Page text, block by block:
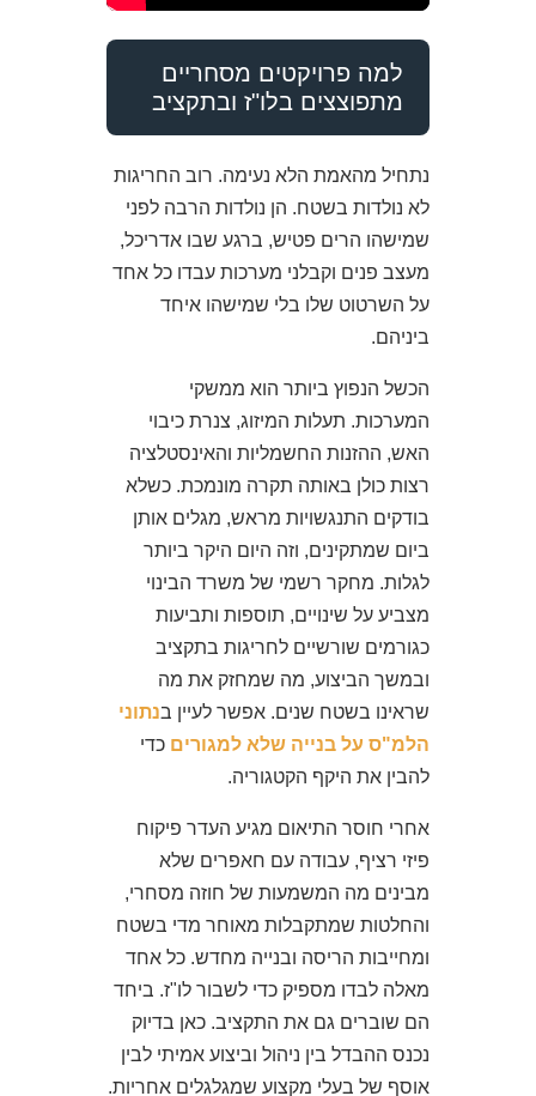
למה פרויקטים מסחריים
מתפוצצים בלו"ז ובתקציב
נתחיל מהאמת הלא נעימה. רוב החריגות
לא נולדות בשטח. הן נולדות הרבה לפני
שמישהו הרים פטיש, ברגע שבו אדריכל,
מעצב פנים וקבלני מערכות עבדו כל אחד
על השרטוט שלו בלי שמישהו איחד
ביניהם.
הכשל הנפוץ ביותר הוא ממשקי
המערכות. תעלות המיזוג, צנרת כיבוי
האש, ההזנות החשמליות והאינסטלציה
רצות כולן באותה תקרה מונמכת. כשלא
בודקים התנגשויות מראש, מגלים אותן
ביום שמתקינים, וזה היום היקר ביותר
לגלות. מחקר רשמי של משרד הבינוי
מצביע על שינויים, תוספות ותביעות
כגורמים שורשיים לחריגות בתקציב
ובמשך הביצוע, מה שמחזק את מה
שראינו בשטח שנים. אפשר לעיין בנתוני
הלמ"ס על בנייה שלא למגורים כדי
להבין את היקף הקטגוריה.
אחרי חוסר התיאום מגיע העדר פיקוח
פיזי רציף, עבודה עם חאפרים שלא
מבינים מה המשמעות של חוזה מסחרי,
והחלטות שמתקבלות מאוחר מדי בשטח
ומחייבות הריסה ובנייה מחדש. כל אחד
מאלה לבדו מספיק כדי לשבור לו"ז. ביחד
הם שוברים גם את התקציב. כאן בדיוק
נכנס ההבדל בין ניהול וביצוע אמיתי לבין
אוסף של בעלי מקצוע שמגלגלים אחריות.